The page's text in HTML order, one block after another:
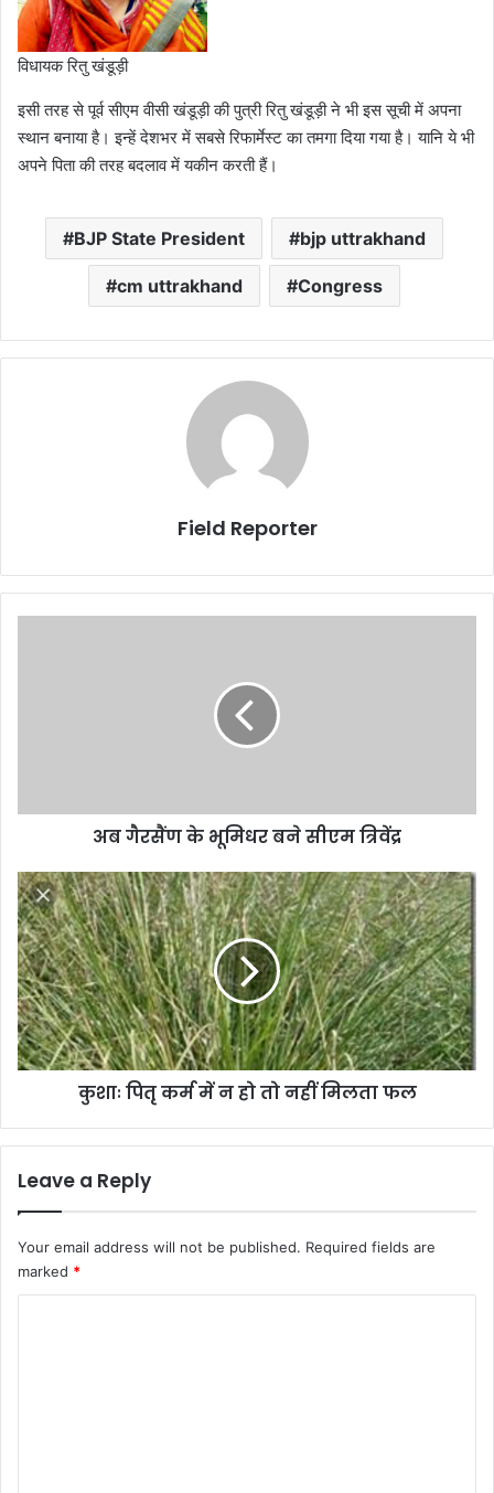
विधायक रितु खंडूड़ी
इसी तरह से पूर्व सीएम वीसी खंडूड़ी की पुत्री रितु खंडूड़ी ने भी इस सूची में अपना
स्थान बनाया है। इन्हें देशभर में सबसे रिफार्मेस्ट का तमगा दिया गया है। यानि ये भी
अपने पिता की तरह बदलाव में यकीन करती हैं।
BJP State President bjp uttrakhand
cm uttrakhand Congress
Field Reporter
अब गैरसैंण के भूमिधर बने सीएम त्रिवेंद्र
कुशाः
पितृ
कर्म
में
न
हो
तो
नहीं
मिलता
कुशाः पितृ कर्म में न हो तो नहीं मिलता फल
Leave a Reply
Your email address will not be published. Required fields are
marked *